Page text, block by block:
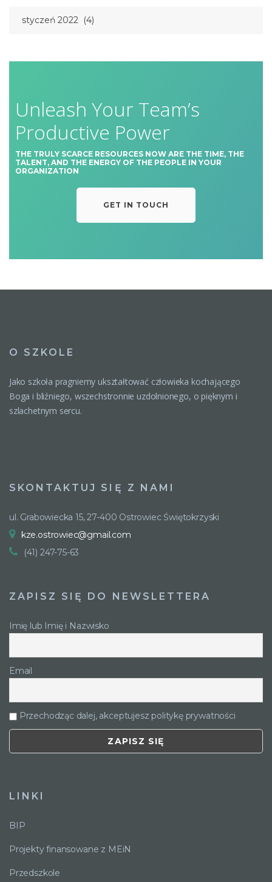
Unleash Your Team’s
Productive Power
THE TRULY SCARCE RESOURCES NOW ARE THE TIME, THE
TALENT, AND THE ENERGY OF THE PEOPLE IN YOUR
ORGANIZATION
GET IN TOUCH
O SZKOLE
Jako szkoła pragniemy ukształtować człowieka kochającego
Boga i bliźniego, wszechstronnie uzdolnionego, o pięknym i
szlachetnym sercu.
SKONTAKTUJ SIĘ Z NAMI
ul. Grabowiecka 15, 27-400 Ostrowiec Świętokrzyski
kze.ostrowiec@gmail.com
(41) 247-75-63
ZAPISZ SIĘ DO NEWSLETTERA
Imię lub Imię i Nazwisko
Email
Przechodząc dalej, akceptujesz politykę prywatności
LINKI
BIP
Projekty finansowane z MEiN
Przedszkole